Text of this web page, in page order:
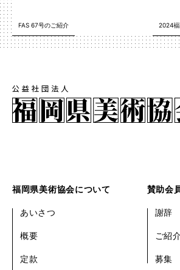
FAS 67号のご紹介 2024福
福岡県美術協会について
あいさつ
概要
定款
賛助会
謝辞
ご紹
募集